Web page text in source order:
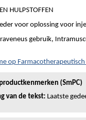
HULPSTOFFEN
voor oplossing voor
gebruik,
op Farmacotherapeutisch
(SmPC)
van de tekst: Laatste